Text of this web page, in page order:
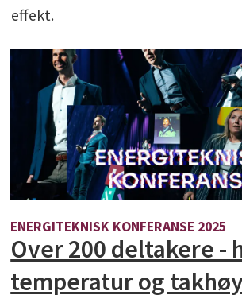
effekt.
ENERGITEKNISK KONFERANSE 2025
Over 200 deltakere -
temperatur og